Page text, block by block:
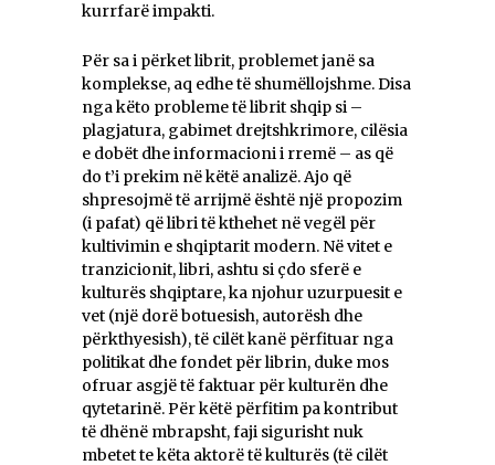
kurrfarë impakti.
Për sa i përket librit, problemet janë sa
komplekse, aq edhe të shumëllojshme. Disa
nga këto probleme të librit shqip si –
plagjatura, gabimet drejtshkrimore, cilësia
e dobët dhe informacioni i rremë – as që
do t’i prekim në këtë analizë. Ajo që
shpresojmë të arrijmë është një propozim
(i pafat) që libri të kthehet në vegël për
kultivimin e shqiptarit modern. Në vitet e
tranzicionit, libri, ashtu si çdo sferë e
kulturës shqiptare, ka njohur uzurpuesit e
vet (një dorë botuesish, autorësh dhe
përkthyesish), të cilët kanë përfituar nga
politikat dhe fondet për librin, duke mos
ofruar asgjë të faktuar për kulturën dhe
qytetarinë. Për këtë përfitim pa kontribut
të dhënë mbrapsht, faji sigurisht nuk
mbetet te këta aktorë të kulturës (të cilët